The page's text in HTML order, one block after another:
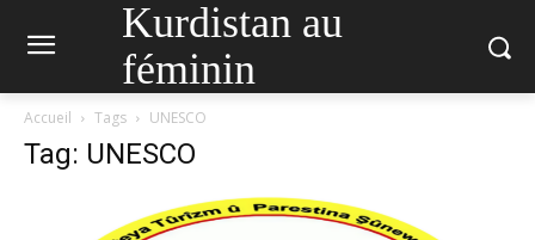
Kurdistan au
féminin
Accueil Tags UNESCO
Tag: UNESCO